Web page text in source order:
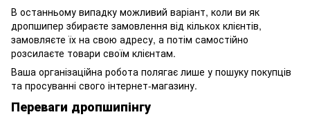
В останньому випадку можливий варіант, коли ви як
дропшипер збираєте замовлення від кількох клієнтів,
замовляєте їх на свою адресу, а потім самостійно
розсилаєте товари своїм клієнтам.
Ваша організаційна робота полягає лише у пошуку покупців
та просуванні свого інтернет-магазину.
Переваги дропшипінгу